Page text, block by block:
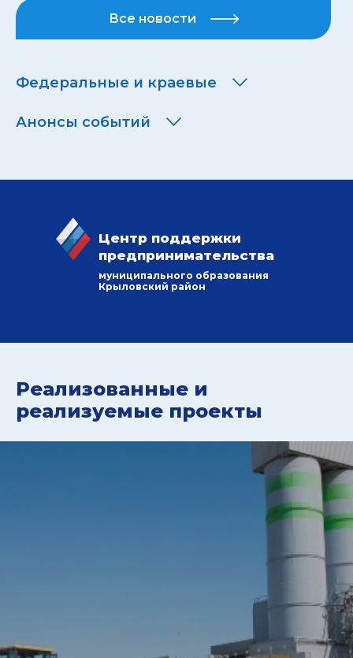
Все новости
Федеральные и краевые
Анонсы событий
Центр поддержки
предпринимательства
муниципального образования
Крыловский район
Реализованные и
реализуемые проекты